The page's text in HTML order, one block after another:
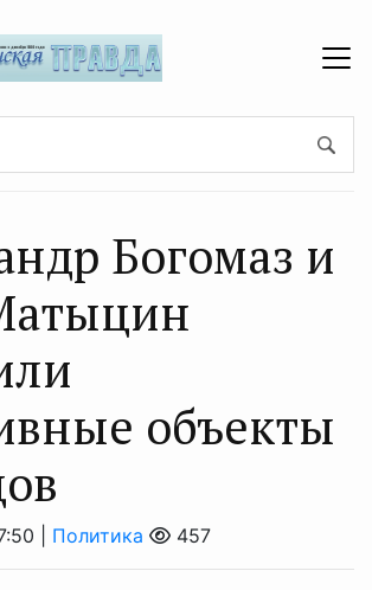
Богомаз и
объекты
| Политика 457